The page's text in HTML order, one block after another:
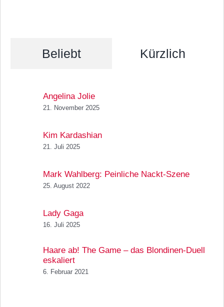
Beliebt Kürzlich
Angelina Jolie
21. November 2025
Kim Kardashian
21. Juli 2025
Mark Wahlberg: Peinliche Nackt-Szene
25. August 2022
Lady Gaga
16. Juli 2025
Haare ab! The Game – das Blondinen-Duell
eskaliert
6. Februar 2021